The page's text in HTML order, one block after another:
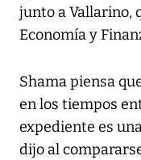
junto a Vallarino,
Economía y
Shama piensa
en los tiempos
expediente es
dijo al